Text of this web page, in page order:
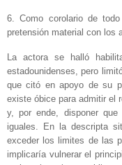
6. Como corolario de
pretensión material con los
La actora se halló
estadounidenses, pero
que citó en apoyo de su
existe óbice para admitir el
y, por ende, disponer que
iguales. En la descripta
exceder los limites de las
implicaría vulnerar el